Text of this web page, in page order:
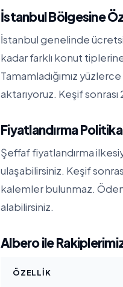
İstanbul Bölgesine
İstanbul genelinde
kadar farklı konut
Tamamladığımız
aktarıyoruz. Keşif
Fiyatlandırma
Şeffaf fiyatlandırma
ulaşabilirsiniz. Keşif
kalemler bulunmaz.
alabilirsiniz.
Albero ile
ÖZELLIK